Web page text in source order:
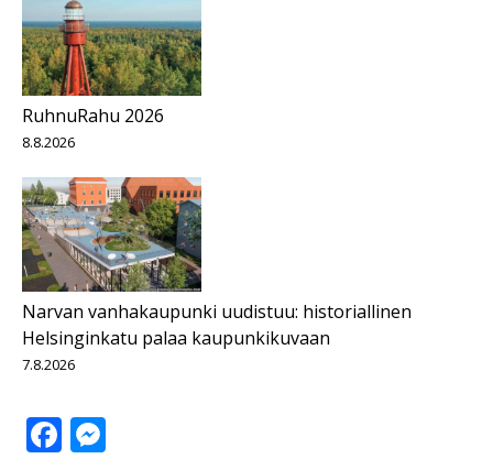
RuhnuRahu 2026
8.8.2026
Narvan vanhakaupunki uudistuu: historiallinen
Helsinginkatu palaa kaupunkikuvaan
7.8.2026
Facebook